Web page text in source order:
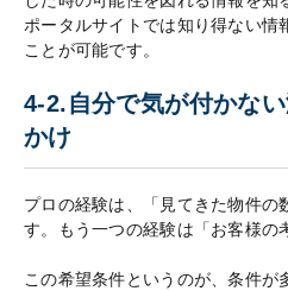
ポータルサイトでは知り得ない情
ことが可能です。
4-2.自分で気が付かな
かけ
プロの経験は、「見てきた物件の
す。もう一つの経験は「お客様の
この希望条件というのが、条件が